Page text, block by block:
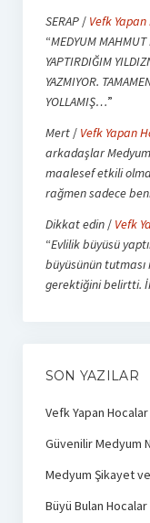
SERAP/ Vefk
“MEDYUM MAHMUT
YAPTIRDIĞIM
YAZMIYOR.
YOLLAMIŞ…”
Mert/ Vefk Yapan
arkadaşlar Medyum
maalesef etkili
rağmen sadece
Dikkat edin/ Vefk
“Evlilik büyüsü
büyüsünün tutması
gerektiğini belirtti.
SON YAZILAR
Vefk Yapan
Güvenilir Medyum
Medyum Şikayet
Büyü Bulan